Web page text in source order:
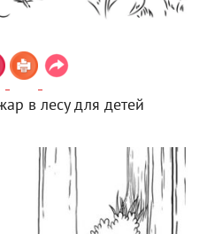
в лесу для детей